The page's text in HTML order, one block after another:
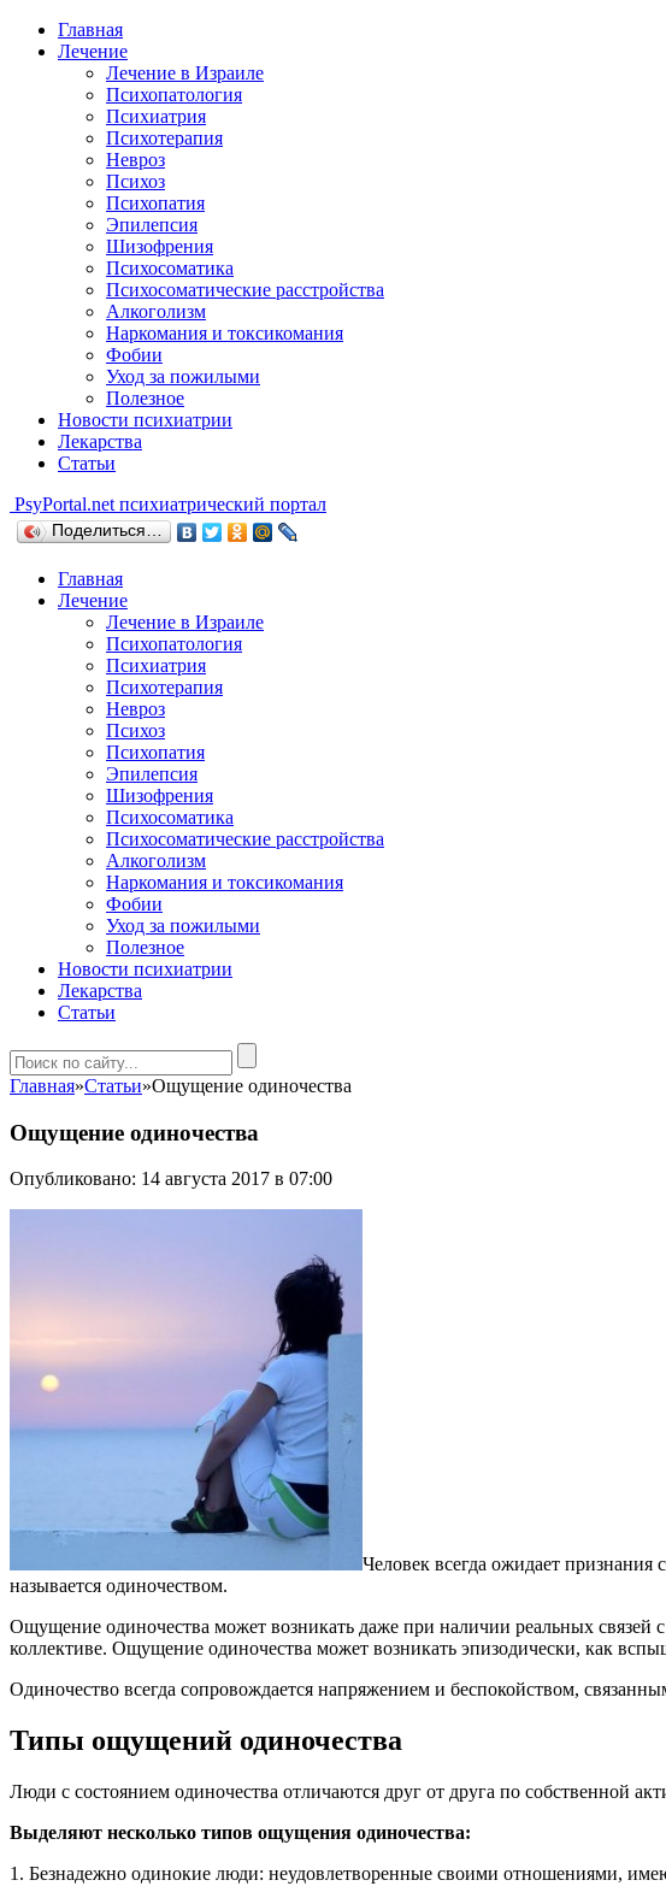
Главная
Лечение
Лечение в Израиле
Психопатология
Психиатрия
Психотерапия
Невроз
Психоз
Психопатия
Эпилепсия
Шизофрения
Психосоматика
Психосоматические расстройства
Алкоголизм
Наркомания и токсикомания
Фобии
Уход за пожилыми
Полезное
Новости психиатрии
Лекарства
Статьи
PsyPortal.net психиатрический портал
Поделиться…
Главная
Лечение
Лечение в Израиле
Психопатология
Психиатрия
Психотерапия
Невроз
Психоз
Психопатия
Эпилепсия
Шизофрения
Психосоматика
Психосоматические расстройства
Алкоголизм
Наркомания и токсикомания
Фобии
Уход за пожилыми
Полезное
Новости психиатрии
Лекарства
Статьи
Главная»Статьи»Ощущение одиночества
Ощущение одиночества
Опубликовано: 14 августа 2017 в 07:00
Человек всегда ожидает
называется одиночеством.
Ощущение одиночества может возникать даже при наличии реальных
коллективе. Ощущение одиночества может возникать эпизодически, как
Одиночество всегда сопровождается напряжением и беспокойством,
Типы ощущений одиночества
Люди с состоянием одиночества отличаются друг от друга по собственной
Выделяют несколько типов ощущения одиночества:
1. Безнадежно одинокие люди: неудовлетворенные своими отношениями,